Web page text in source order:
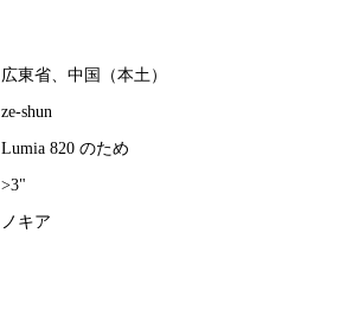
広東省、中国（本土）
ze-shun
Lumia 820 のため
>3"
ノキア